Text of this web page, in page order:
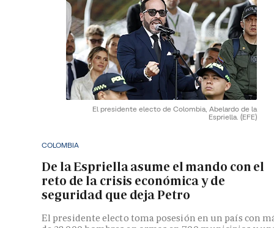
El presidente electo de Colombia, Abelardo de la
Espriella. (EFE)
COLOMBIA
De la Espriella asume el mando con el
reto de la crisis económica y de
seguridad que deja Petro
El presidente electo toma posesión en un país con